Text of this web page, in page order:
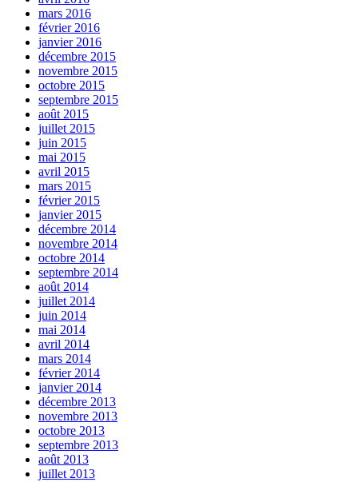
mars 2016
février 2016
janvier 2016
décembre 2015
novembre 2015
octobre 2015
septembre 2015
août 2015
juillet 2015
juin 2015
mai 2015
avril 2015
mars 2015
février 2015
janvier 2015
décembre 2014
novembre 2014
octobre 2014
septembre 2014
août 2014
juillet 2014
juin 2014
mai 2014
avril 2014
mars 2014
février 2014
janvier 2014
décembre 2013
novembre 2013
octobre 2013
septembre 2013
août 2013
juillet 2013